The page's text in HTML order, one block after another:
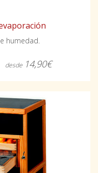
humedad.
desde 14,90€